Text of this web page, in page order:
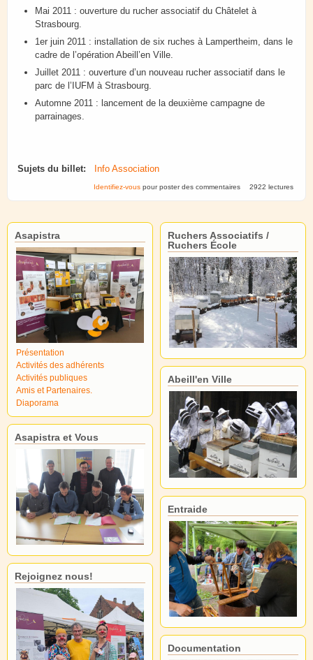
Mai 2011 : ouverture du rucher associatif du Châtelet à
Strasbourg.
1er juin 2011 : installation de six ruches à Lampertheim, dans le
cadre de l’opération Abeill’en Ville.
Juillet 2011 : ouverture d’un nouveau rucher associatif dans le
parc de l’IUFM à Strasbourg.
Automne 2011 : lancement de la deuxième campagne de
parrainages.
Sujets du billet: Info Association
Identifiez-vous pour poster des commentaires 2922 lectures
Asapistra
Présentation
Activités des adhérents
Activités publiques
Amis et Partenaires.
Diaporama
Asapistra et Vous
Rejoignez nous!
Ruchers Associatifs /
Ruchers École
Abeill'en Ville
Entraide
Documentation